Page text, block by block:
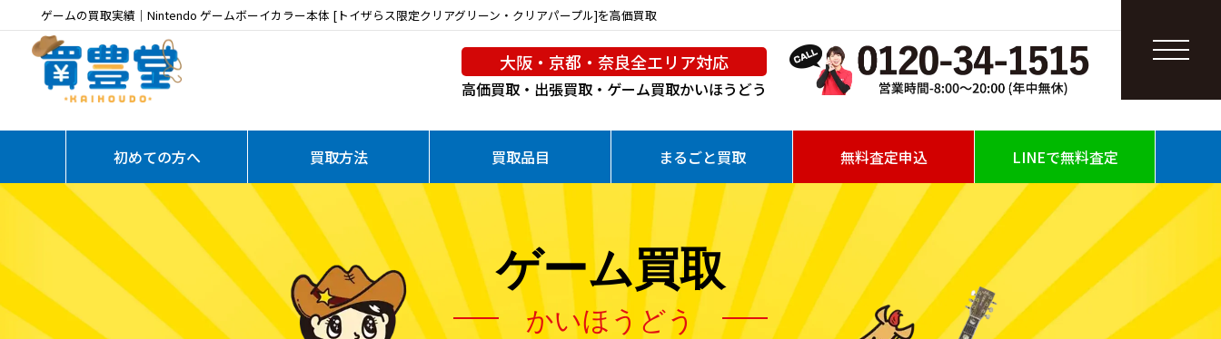
ゲームの買取実績｜Nintendo ゲームボーイカラー本体 [トイザらス限定クリアグリーン・クリアパープル]を高価買取
大阪・京都・奈良全エリア対応
高価買取・出張買取・ゲーム買取かいほうどう
初めての方へ 買取方法 買取品目 まるごと買取 無料査定申込 LINEで無料査定
ゲーム買取
かいほうどう